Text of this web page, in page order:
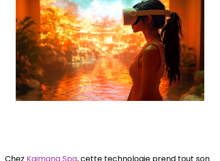
Chez Kaimana Spa, cette technologie prend tout son